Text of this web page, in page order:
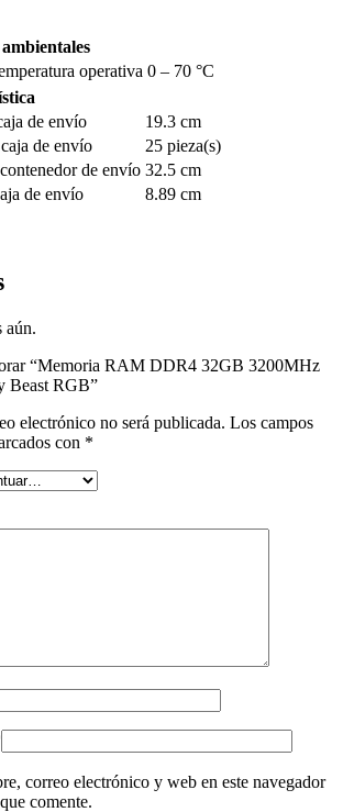
operativa 0 – 70 °C
de envío
19.3 cm
de envío
25 pieza(s)
de envío 32.5 cm
de envío
8.89 cm
aún.
“Memoria RAM DDR4 32GB 3200MHz
Beast RGB”
electrónico no será publicada. Los campos
con *
correo electrónico y web en este navegador
comente.